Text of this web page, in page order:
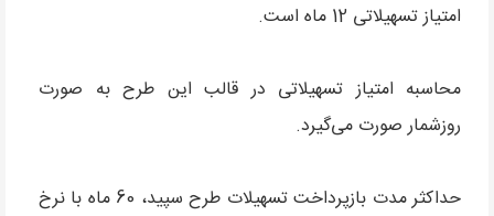
امتیاز تسهیلاتی 12 ماه است.
محاسبه امتیاز تسهیلاتی در قالب این طرح به صورت
روزشمار صورت می‌گیرد.
حداکثر مدت بازپرداخت تسهیلات طرح سپید، 60 ماه با نرخ